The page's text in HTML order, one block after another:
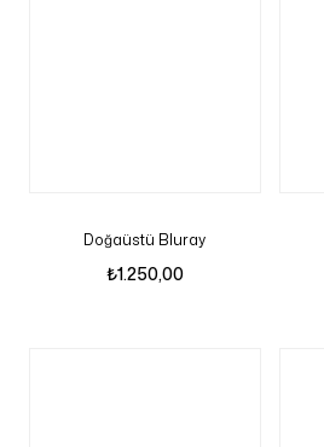
Doğaüstü Bluray
₺1.250,00